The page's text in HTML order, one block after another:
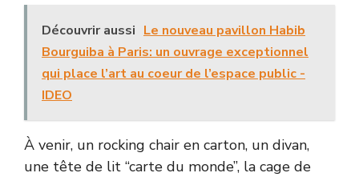
Découvrir aussi Le nouveau pavillon Habib
Bourguiba à Paris: un ouvrage exceptionnel
qui place l’art au coeur de l’espace public -
IDEO
À venir, un rocking chair en carton, un divan,
une tête de lit “carte du monde”, la cage de